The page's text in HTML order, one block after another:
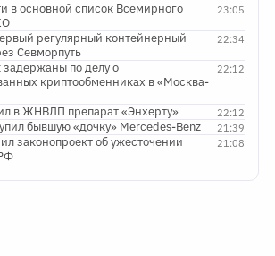
23:05
в основной список Всемирного
22:34
регулярный контейнерный
Севморпуть
22:12
задержаны по делу о
криптообменниках в «Москва-
22:12
в ЖНВЛП препарат «Энхерту»
21:39
бывшую «дочку» Mercedes-Benz
21:08
законопроект об ужесточении